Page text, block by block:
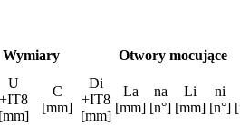
Wymiary Otwory mocujące
U
+IT8
[mm]
C
[mm]
Di
+IT8
[mm]
La
[mm]
na
[n°]
Li
[mm]
ni
[n°]